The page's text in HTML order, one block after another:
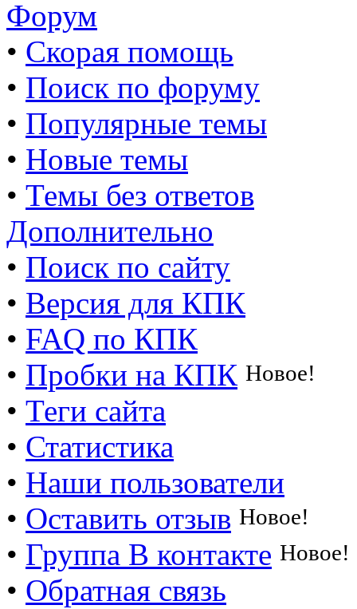
Форум
• Скорая помощь
• Поиск по форуму
• Популярные темы
• Новые темы
• Темы без ответов
Дополнительно
• Поиск по сайту
• Версия для КПК
• FAQ по КПК
• Пробки на КПК Новое!
• Теги сайта
• Статистика
• Наши пользователи
• Оставить отзыв Новое!
• Группа В контакте Новое!
• Обратная связь